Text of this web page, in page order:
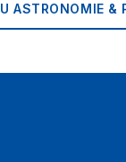
ASTRONOMIE &